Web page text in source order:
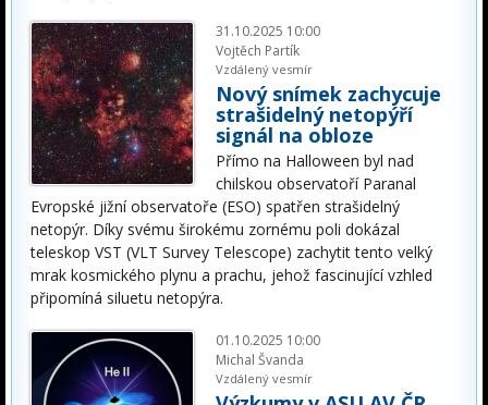
31.10.2025 10:00
Vojtěch Partík
Vzdálený vesmír
Nový snímek zachycuje
strašidelný netopýří
signál na obloze
Přímo na Halloween byl nad
chilskou observatoří Paranal
Evropské jižní observatoře (ESO) spatřen strašidelný
netopýr. Díky svému širokému zornému poli dokázal
teleskop VST (VLT Survey Telescope) zachytit tento velký
mrak kosmického plynu a prachu, jehož fascinující vzhled
připomíná siluetu netopýra.
01.10.2025 10:00
Michal Švanda
Vzdálený vesmír